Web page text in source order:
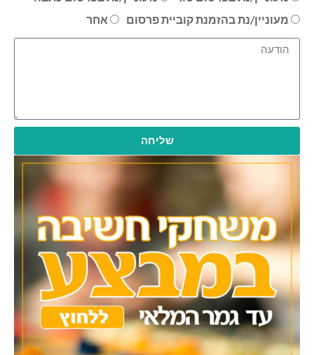
מעוניין/נת בהזמנת קוביית פרסום
אחר
שליחה